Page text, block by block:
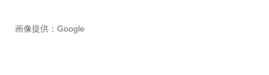
画像提供：Google